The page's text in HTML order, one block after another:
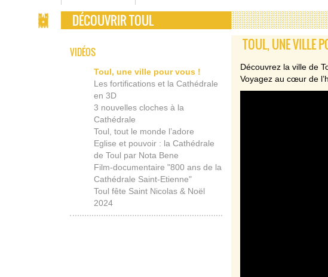
DÉCOUVRIR TOUL
VIDÉOS
Toul, une ville pour vous !
Les fortifications et la Cathédrale
en 3D
3 nouvelles cloches à la
Cathédrale
Toul, tout le monde l’adore
Eglise et pouvoir : la Cathédrale
de Toul par Nota Bene
Film-documentaire "800 ans de la
Cathédrale Saint-Etienne"
Toul fête Saint Nicolas & Noël
2024
TOUL, UNE VILLE
Découvrez la ville de
Voyagez au cœur de